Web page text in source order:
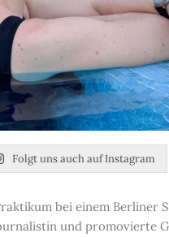
Folgt uns auch auf Instagram
bei einem Berliner
und promovierte